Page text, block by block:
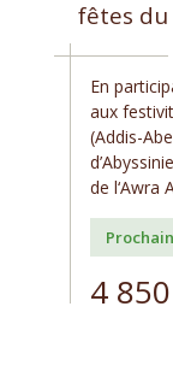
fêtes
En
aux
(Addis-
de l‘Awra
4 850